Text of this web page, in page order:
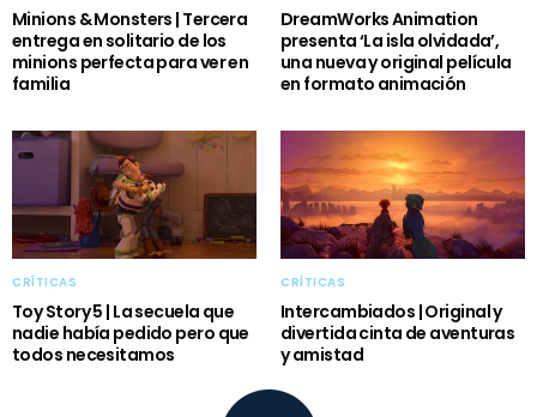
Minions & Monsters | Tercera
entrega en solitario de los
minions perfecta para ver en
familia
DreamWorks Animation
presenta ‘La isla olvidada’,
una nueva y original película
en formato animación
CRÍTICAS
Toy Story 5 | La secuela que
nadie había pedido pero que
todos necesitamos
CRÍTICAS
Intercambiados | Original y
divertida cinta de aventuras
y amistad